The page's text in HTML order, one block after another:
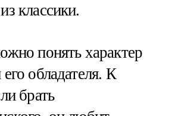
классики.
понять характер
обладателя. К
брать